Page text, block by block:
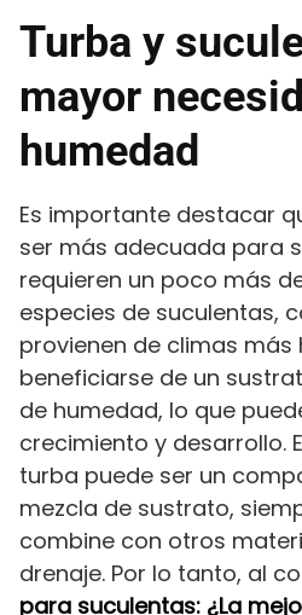
Turba y
mayor
humedad
Es importante destacar
ser más adecuada para
requieren un poco más
especies de suculentas,
provienen de climas más
beneficiarse de un
de humedad, lo que
crecimiento y desarrollo.
turba puede ser un
mezcla de sustrato,
combine con otros
drenaje. Por lo tanto, al
para suculentas: ¿La